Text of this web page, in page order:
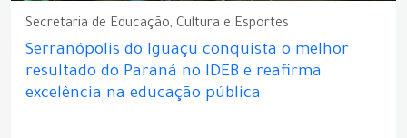
Secretaria de Educação, Cultura e Esportes
Serranópolis do Iguaçu conquista o melhor
resultado do Paraná no IDEB e reafirma
excelência na educação pública